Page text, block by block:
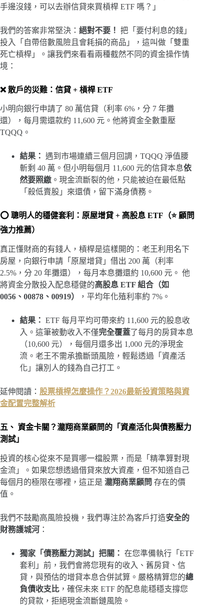
手邊沒錢，可以去辦信貸來買槓桿 ETF 嗎？」
我們的答案非常堅決： 絕對不要！ 把「要付利息的錢」
投入「自帶倍數風險且會耗損的商品」，這叫做「雙重
死亡槓桿」。讓我們來看看兩種截然不同的資金操作情
境：
❌ 散戶的災難：信貸 + 槓桿 ETF
小明向銀行申請了 80 萬信貸（利率 6%，分 7 年攤
還），每月需還款約 11,600 元。他將資金全數重壓
TQQQ。
結果： 遇到市場連續三個月回調，TQQQ 淨值腰
斬剩 40 萬。但小明每個月 11,600 元的信貸本息依
然要照繳 。現金流斷裂的他，只能被迫在最低點
「殺低賣股」來還債，留下滿身債務。
⭕ 聰明人的穩健套利：原屋增貸 + 高股息 ETF（⭐ 顧問
強力推薦）
真正懂財商的有錢人，槓桿是這樣開的：老王利用名下
房屋，向銀行申請「原屋增貸」借出 200 萬（利率
2.5%，分 20 年攤還），每月本息攤還約 10,600 元。 他
將資金分散投入配息穩健的高股息 ETF 組合（如
0056、00878、00919）
，平均年化殖利率約 7%。
結果： ETF 每月平均可帶來約 11,600 元的股息收
入。這筆被動收入不僅完全覆蓋了每月的房貸本息
（10,600 元），每個月還多出 1,000 元的淨現金
流。老王不需承擔斷頭風險，輕鬆透過「資產活
化」讓別人的錢為自己打工。
延伸閱讀： 股票槓桿怎麼操作？2026最新投資策略與資
金配置完整解析
五、 資金卡關？瀧翔商業顧問的「資產活化與債務壓力
測試」
投資的核心從來不是買哪一檔股票，而是「精準算對現
金流」。如果您想透過借貸來放大資產，但不知道自己
每個月的極限在哪裡，這正是 瀧翔商業顧問 存在的價
值。
我們不鼓勵高風險投機，我們專注於為客戶打造安全的
財務護城河 ：
獨家「債務壓力測試」把關： 在您準備執行「ETF
套利」前，我們會將您現有的收入、舊房貸、信
貸，與預估的增貸本息合併試算。嚴格精算您的總
負債收支比 ，確保未來 ETF 的配息能穩穩支撐您
的貸款，拒絕現金流斷鏈風險。